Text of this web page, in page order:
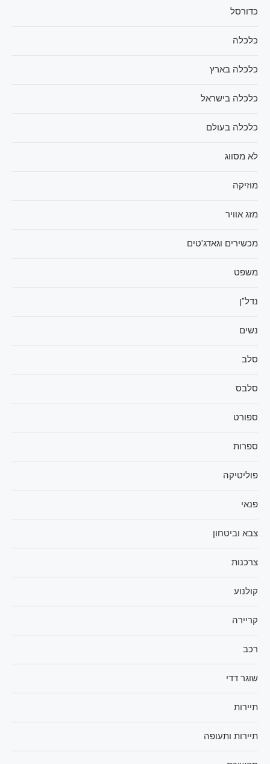
כדורסל
כלכלה
כלכלה בארץ
כלכלה בישראל
כלכלה בעולם
לא מסווג
מוזיקה
מזג אוויר
מכשירים וגאדג'טים
משפט
נדל"ן
נשים
סלב
סלבס
ספורט
ספרות
פוליטיקה
פנאי
צבא וביטחון
צרכנות
קולנוע
קריירה
רכב
שוגר דדי
תיירות
תיירות ותעופה